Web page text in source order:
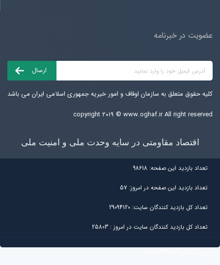
عضویت در خبرنامه
کلیه حقوق متعلق به سازمان اوقاف و امور خیریه جمهوری اسلامی ایران می باشد
copyright ۲۰۱۹ © www.oghaf.irAll right reserved
اقتصاد مقاومتی در سایه وحدت ملی و امنیت ملی
تعداد بازديد اين صفحه: 98618
تعداد بازديد اين صفحه در امروز: 57
تعداد کل بازديد کنندگان سايت: 29094120
تعداد کل بازديد کنندگان سایت در امروز : 25803